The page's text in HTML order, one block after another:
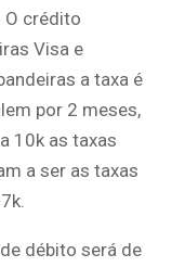
O crédito
Visa e
a taxa é
por 2 meses,
10k as taxas
a ser as taxas
débito será de